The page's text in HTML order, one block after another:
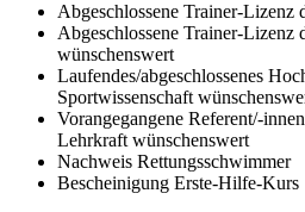
Abgeschlossene Trainer-Lizenz
Abgeschlossene Trainer-Lizenz
wünschenswert
Laufendes/abgeschlossenes
Sportwissenschaft
Vorangegangene Referent/-
Lehrkraft wünschenswert
Nachweis Rettungsschwimmer
Bescheinigung Erste-Hilfe-Kurs